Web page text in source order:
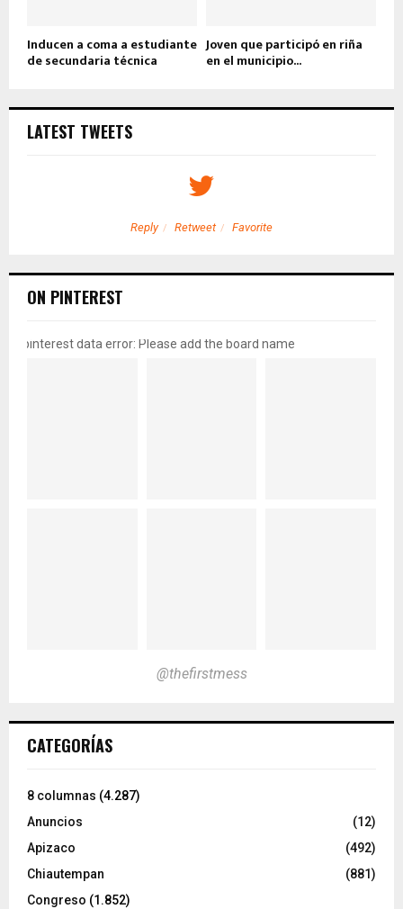
Inducen a coma a estudiante
de secundaria técnica
Joven que participó en riña
en el municipio...
LATEST TWEETS
Reply Retweet Favorite
ON PINTEREST
pinterest data error: Please add the board name
@thefirstmess
CATEGORÍAS
8 columnas (4.287)
Anuncios
(12)
Apizaco
(492)
Chiautempan
(881)
Congreso (1.852)